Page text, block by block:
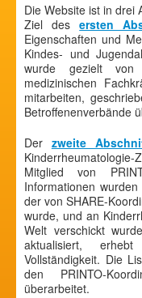
Die Website ist in drei
Ziel desersten
Eigenschaften und
Kindes- und
wurde gezielt
medizinischen
mitarbeiten,
Betroffenenverbände
Der zweite
Mitglied von
Informationen
der von SHARE-
wurde, und an
Welt verschickt
aktualisiert,
Vollständigkeit. Die
den PRINTO-
überarbeitet.